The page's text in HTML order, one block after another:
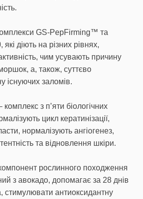
GS-PepFirming™ та
діють на різних рівнях,
чим усувають причину
а, також, суттєво
існуючих заломів.
з п’яти біологічних
цикл кератинізації,
нормалізують ангіогенез,
та відновлення шкіри.
рослинного походження
з авокадо, допомагає за 28 днів
стимулювати антиоксидантну